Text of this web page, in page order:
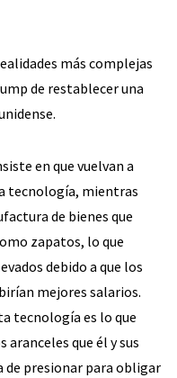
más complejas
de restablecer una
en que vuelvan a
tecnología, mientras
de bienes que
zapatos, lo que
debido a que los
mejores salarios.
tecnología es lo que
aranceles que él y sus
de presionar para obligar